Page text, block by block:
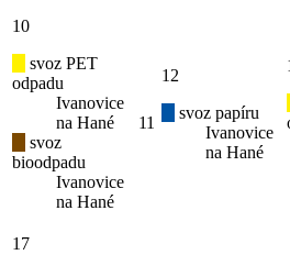
10
svoz PET
odpadu
Ivanovice
na Hané
svoz
bioodpadu
Ivanovice
na Hané
11
12
svoz papíru
Ivanovice
na Hané
17